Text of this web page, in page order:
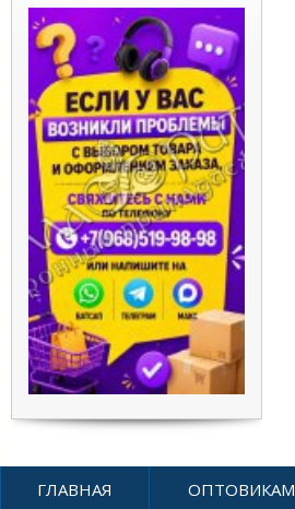
ГЛАВНАЯ ОПТОВИКАМ